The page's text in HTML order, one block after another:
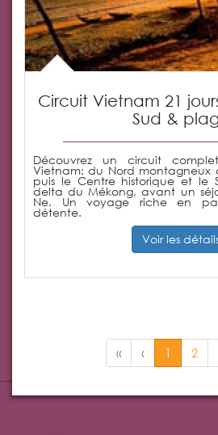
Circuit Vietnam 21
Sud &
Découvrez un circuit
Vietnam: du Nord montagneux
puis le Centre historique et le
delta du Mékong, avant un
Ne. Un voyage riche en
détente.
Voir les
« ‹ 1 2